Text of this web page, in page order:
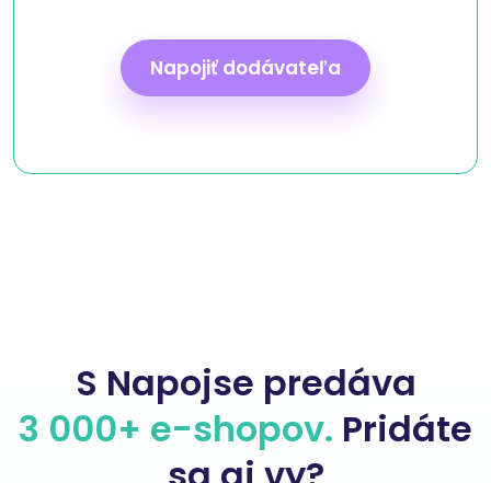
Napojiť dodávateľa
S Napojse predáva
3 000+ e-shopov. Pridáte